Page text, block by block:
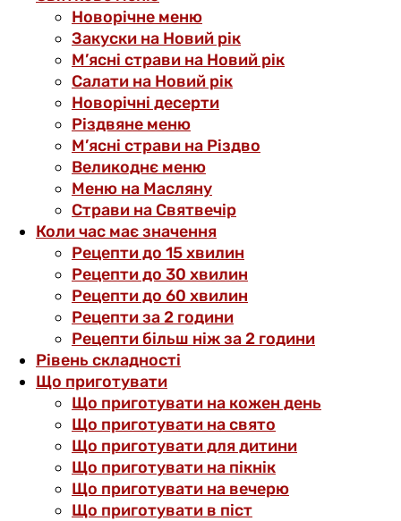
Новорічне меню
Закуски на Новий рік
М’ясні страви на Новий рік
Салати на Новий рік
Новорічні десерти
Різдвяне меню
М’ясні страви на Різдво
Великоднє меню
Меню на Масляну
Страви на Святвечір
Коли час має значення
Рецепти до 15 хвилин
Рецепти до 30 хвилин
Рецепти до 60 хвилин
Рецепти за 2 години
Рецепти більш ніж за 2 години
Рівень складності
Що приготувати
Що приготувати на кожен день
Що приготувати на свято
Що приготувати для дитини
Що приготувати на пікнік
Що приготувати на вечерю
Що приготувати в піст